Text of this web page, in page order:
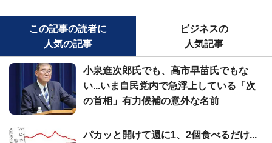
この記事の読者に
人気の記事
ビジネスの
人気記事
小泉進次郎氏でも、高市早苗氏でもな
い...いま自民党内で急浮上している「次
の首相」有力候補の意外な名前
パカッと開けて週に1、2個食べるだけ...